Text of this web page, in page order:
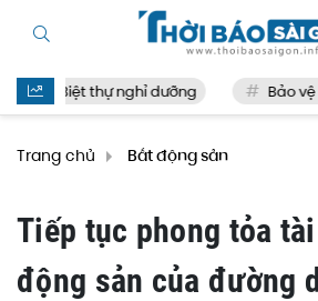
Biệt thự nghỉ dưỡng Bảo vệ
Trang chủ Bất động sản
Tiếp tục phong tỏa
động sản của đường